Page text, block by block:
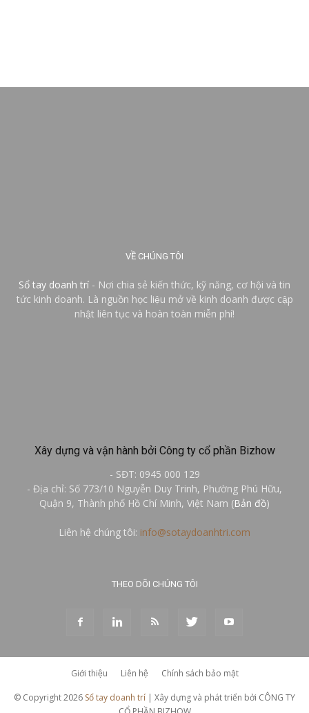
VỀ CHÚNG TÔI
Sổ tay doanh trí - Nơi chia sẻ kiến thức, kỹ năng, cơ hội và tin
tức kinh doanh. Là nguồn học liệu mở về kinh doanh được cập
nhật liên tục và hoàn toàn miễn phí!
Xây dựng và vận hành bởi Công ty cổ phần Bizhow
- SĐT: 0945 000 129
- Địa chỉ: Số 773/10 Nguyễn Duy Trinh, Phường Phú Hữu,
Quận 9, Thành phố Hồ Chí Minh, Việt Nam (Bản đồ)
Liên hệ chúng tôi: info@sotaydoanhtri.com
THEO DÕI CHÚNG TÔI
Giới thiệu Liên hệ Chính sách bảo mật
© Copyright 2026 Sổ tay doanh trí | Xây dựng và phát triển bởi CÔNG TY